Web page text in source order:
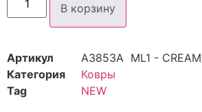
В корзину
Артикул
A3853А ML1 -
Категория
Ковры
Tag
NEW